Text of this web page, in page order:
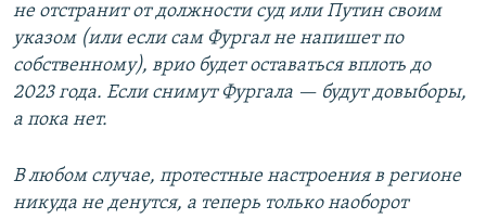
не отстранит от должности суд или Путин своим
указом (или если сам Фургал не напишет по
собственному), врио будет оставаться вплоть до
2023 года. Если снимут Фургала — будут довыборы,
а пока нет.
В любом случае, протестные настроения в регионе
никуда не денутся, а теперь только наоборот